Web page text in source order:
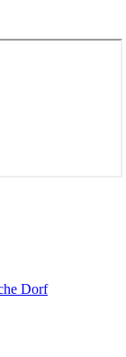
Dorf